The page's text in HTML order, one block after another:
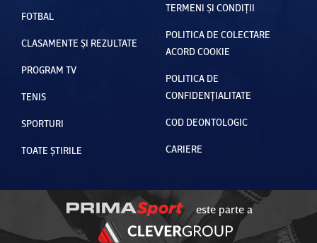
FOTBAL
CLASAMENTE ȘI REZULTATE
PROGRAM TV
TENIS
SPORTURI
TOATE ȘTIRILE
TERMENI ȘI CONDIȚII
POLITICA DE COLECTARE
ACORD COOKIE
POLITICA DE
CONFIDENȚIALITATE
COD DEONTOLOGIC
CARIERE
este parte a